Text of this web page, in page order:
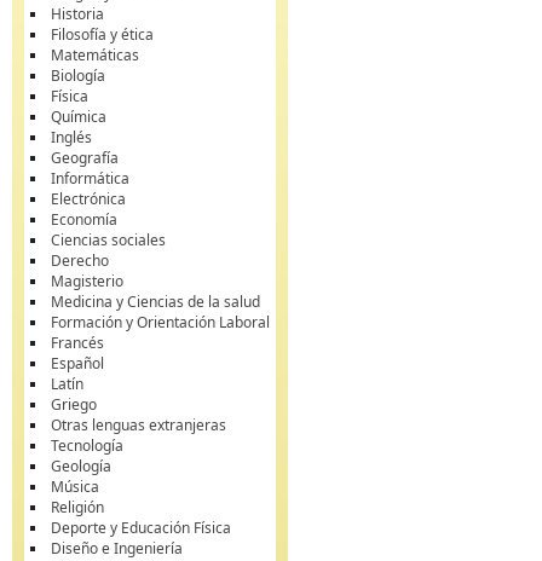
Historia
Filosofía y ética
Matemáticas
Biología
Física
Química
Inglés
Geografía
Informática
Electrónica
Economía
Ciencias sociales
Derecho
Magisterio
Medicina y Ciencias de la salud
Formación y Orientación Laboral
Francés
Español
Latín
Griego
Otras lenguas extranjeras
Tecnología
Geología
Música
Religión
Deporte y Educación Física
Diseño e Ingeniería